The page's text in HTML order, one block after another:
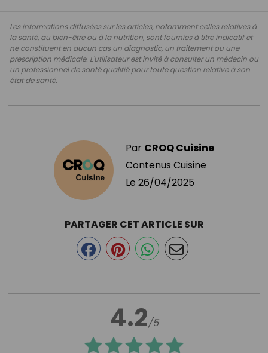
Les informations diffusées sur les articles, notamment celles relatives à
la santé, au bien-être ou à la nutrition, sont fournies à titre indicatif et
ne constituent en aucun cas un diagnostic, un traitement ou une
prescription médicale. L'utilisateur est invité à consulter un médecin ou
un professionnel de santé qualifié pour toute question relative à son
état de santé.
Par CROQ Cuisine
Contenus Cuisine
Le 26/04/2025
4.2/5
PARTAGER CET ARTICLE SUR